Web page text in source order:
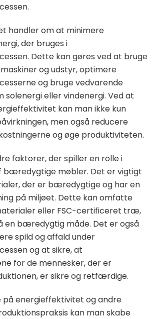
handler om at minimere
der bruges i
Dette kan gøres ved at bruge
og udstyr, optimere
og bruge vedvarende
solenergi eller vindenergi. Ved at
kan man ikke kun
men også reducere
og øge produktiviteten.
faktorer, der spiller en rolle i
bæredygtige møbler. Det er vigtigt
der er bæredygtige og har en
på miljøet. Dette kan omfatte
eller FSC-certificeret træ,
en bæredygtig måde. Det er også
spild og affald under
og at sikre, at
for de mennesker, der er
er sikre og retfærdige.
på energieffektivitet og andre
kan man skabe